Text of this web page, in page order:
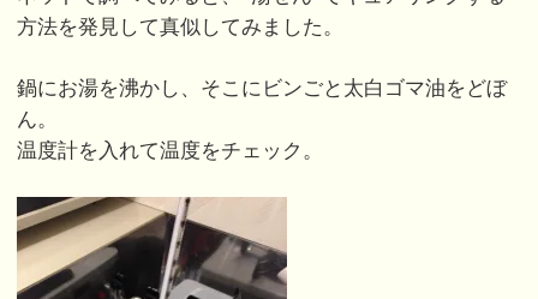
方法を発見して真似してみました。
鍋にお湯を沸かし、そこにビンごと太白ゴマ油をどぼ
ん。
温度計を入れて温度をチェック。